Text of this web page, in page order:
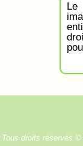
Tous droits réservés